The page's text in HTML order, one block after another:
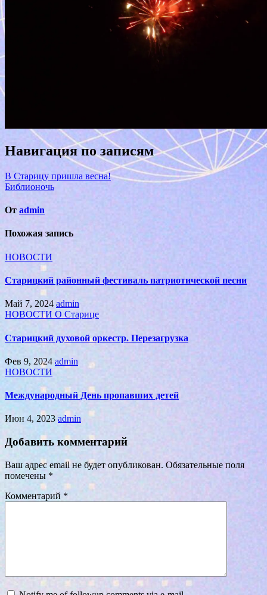
Навигация по записям
В Старицу пришла весна!
Библионочь
От admin
Похожая запись
НОВОСТИ
Старицкий районный фестиваль патриотической песни
Май 7, 2024 admin
НОВОСТИ О Старице
Старицкий духовой оркестр. Перезагрузка
Фев 9, 2024 admin
НОВОСТИ
Международный День пропавших детей
Июн 4, 2023 admin
Добавить комментарий
Ваш адрес email не будет опубликован. Обязательные поля
помечены *
Комментарий *